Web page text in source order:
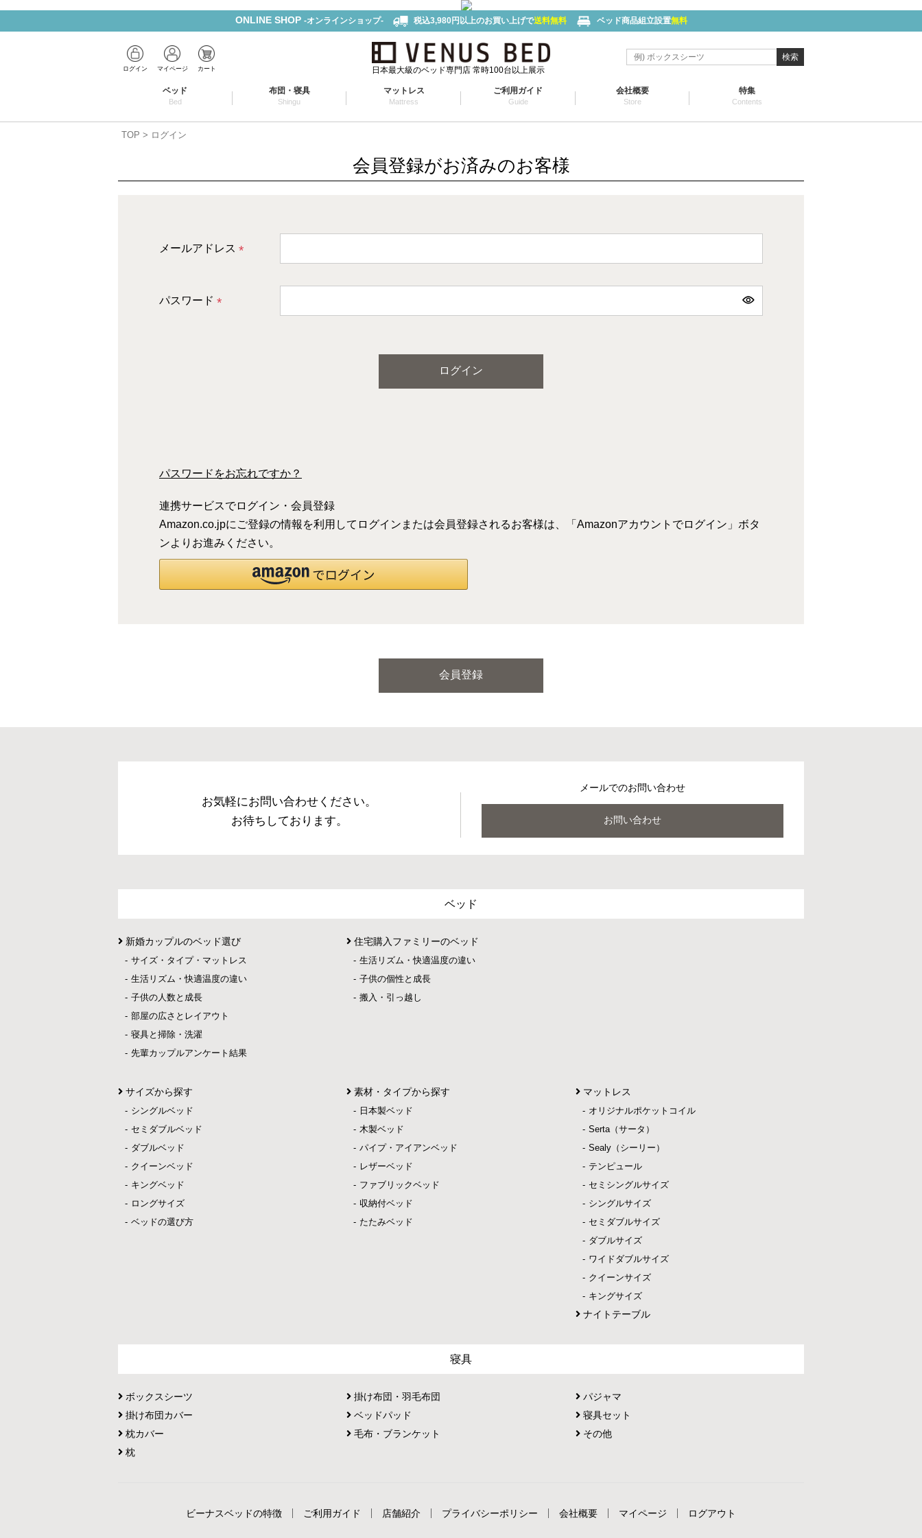
ONLINE SHOP -オンラインショップ- 税込3,980円以上のお買い上げで送料無料 ベッド商品組立設置無料
ログイン マイページ カート 日本最大級のベッド専門店 常時100台以上展示
検索
ベッド
Bed
布団・寝具
Shingu
マットレス
Mattress
ご利用ガイド
Guide
会社概要
Store
特集
Contents
TOP ログイン
会員登録がお済みのお客様
メールアドレス
パスワード
ログイン
パスワードをお忘れですか？
連携サービスでログイン・会員登録
Amazon.co.jpにご登録の情報を利用してログインまたは会員登録されるお客様は、「Amazonアカウントでログイン」ボタ
ンよりお進みください。
会員登録
お気軽にお問い合わせください。
お待ちしております。
メールでのお問い合わせ
お問い合わせ
ベッド
新婚カップルのベッド選び
サイズ・タイプ・マットレス
生活リズム・快適温度の違い
子供の人数と成長
部屋の広さとレイアウト
寝具と掃除・洗濯
先輩カップルアンケート結果
住宅購入ファミリーのベッド
生活リズム・快適温度の違い
子供の個性と成長
搬入・引っ越し
サイズから探す
シングルベッド
セミダブルベッド
ダブルベッド
クイーンベッド
キングベッド
ロングサイズ
ベッドの選び方
素材・タイプから探す
日本製ベッド
木製ベッド
パイプ・アイアンベッド
レザーベッド
ファブリックベッド
収納付ベッド
たたみベッド
マットレス
オリジナルポケットコイル
Serta（サータ）
Sealy（シーリー）
テンピュール
セミシングルサイズ
シングルサイズ
セミダブルサイズ
ダブルサイズ
ワイドダブルサイズ
クイーンサイズ
キングサイズ
ナイトテーブル
寝具
ボックスシーツ
掛け布団カバー
枕カバー
枕
掛け布団・羽毛布団
ベッドパッド
毛布・ブランケット
パジャマ
寝具セット
その他
ビーナスベッドの特徴 ご利用ガイド 店舗紹介 プライバシーポリシー 会社概要 マイページ ログアウト